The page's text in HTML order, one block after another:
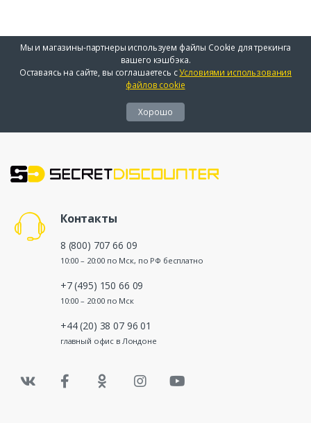
Мы и магазины-партнеры используем файлы Cookie для трекинга
вашего кэшбэка.
Оставаясь на сайте, вы соглашаетесь сУсловиями использования
файлов cookie
Хорошо
Контакты
8 (800) 707 66 09
10:00 – 20:00 по Мск, по РФ бесплатно
+7 (495) 150 66 09
10:00 – 20:00 по Мск
+44 (20) 38 07 96 01
главный офис в Лондоне